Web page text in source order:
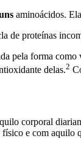
aminoácidos.
de proteínas
pela forma
delas.2
corporal
e com aquilo